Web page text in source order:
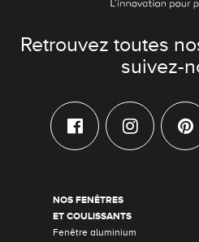
Retrouvez toutes
suivez-
NOS FENÊTRES
ET COULISSANTS
Fenêtre aluminium